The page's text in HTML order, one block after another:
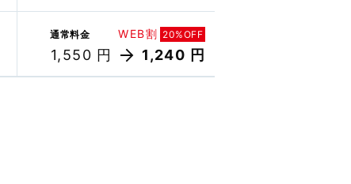
通常料金 WEB割 20%OFF
1,550 円 1,240 円